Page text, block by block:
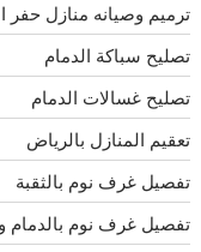
ترميم وصيانه منازل حفر
تصليح سباكة الدمام
تصليح غسالات الدمام
تعقيم المنازل بالرياض
تفصيل غرف نوم بالثقبة
تفصيل غرف نوم بالدمام